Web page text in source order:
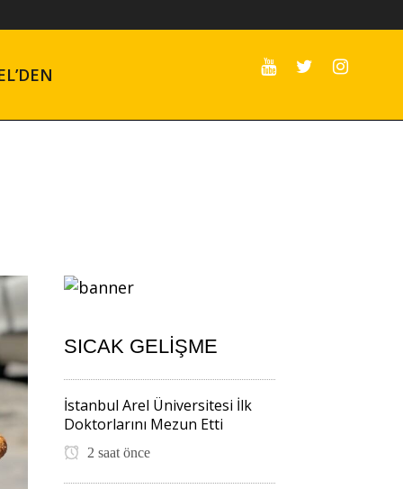
SICAK GELIŞME
İstanbul Arel Üniversitesi İlk
Doktorlarını Mezun Etti
2 saat önce